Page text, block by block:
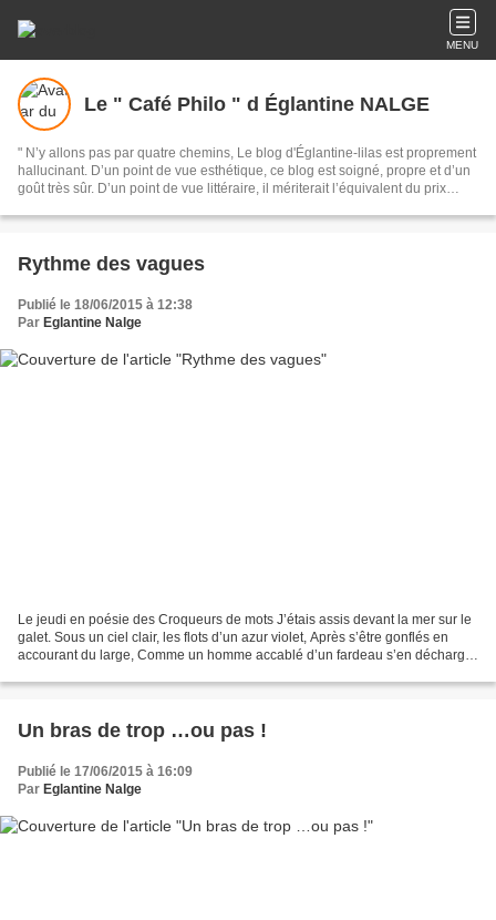
MENU
Le " Café Philo " d Églantine NALGE
" N’y allons pas par quatre chemins, Le blog d'Églantine-lilas est proprement
hallucinant. D’un point de vue esthétique, ce blog est soigné, propre et d’un
goût très sûr. D’un point de vue littéraire, il mériterait l’équivalent du prix
Églantine Lilas. »... Ainsi parlait Zarathoustra ... euh à vrai dire, lisabuzz.com
Rythme des vagues
Publié le 18/06/2015 à 12:38
Par Eglantine Nalge
Le jeudi en poésie des Croqueurs de mots J’étais assis devant la mer sur le
galet. Sous un ciel clair, les flots d’un azur violet, Après s’être gonflés en
accourant du large, Comme un homme accablé d’un fardeau s’en décharge,
Un bras de trop …ou pas !
Publié le 17/06/2015 à 16:09
Par Eglantine Nalge